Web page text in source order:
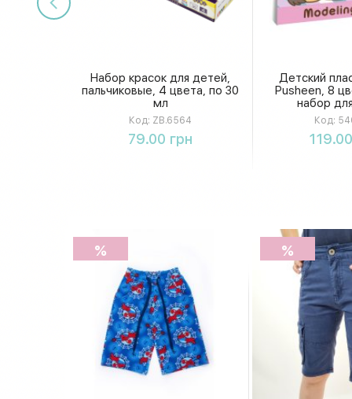
Набор красок для детей,
пальчиковые, 4 цвета, по 30
мл
Код: ZB.6564
79.00 грн
Купить
Детский
Pusheen, 8
набор
Код:
% %